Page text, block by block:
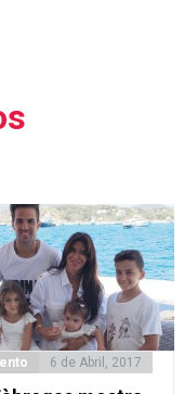
6 de Abril, 2017